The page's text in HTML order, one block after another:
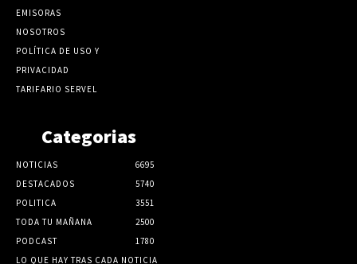
EMISORAS
NOSOTROS
POLÍTICA DE USO Y
PRIVACIDAD
TARIFARIO SERVEL
Categorias
NOTICIAS
6695
DESTACADOS
5740
POLITICA
3551
TODA TU MAÑANA
2500
PODCAST
1780
LO QUE HAY TRAS CADA NOTICIA